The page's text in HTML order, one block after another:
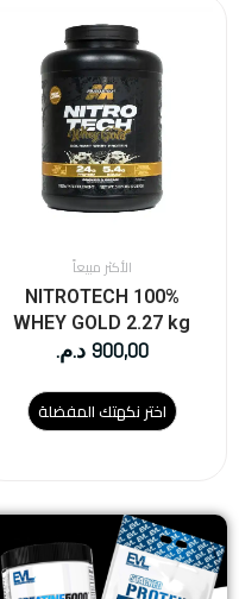
الأكثر مبيعاً
NITROTECH 100%
WHEY GOLD 2.27 kg
900,00 د.م.
اختر نكهتك المفضلة
صفحة
المنتج